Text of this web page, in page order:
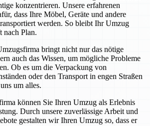
konzentrieren. Unsere erfahrenen
dass Ihre Möbel, Geräte und andere
werden. So bleibt Ihr Umzug
nach Plan.
bringt nicht nur das nötige
auch das Wissen, um mögliche Probleme
Ob es um die Verpackung von
oder den Transport in engen Straßen
um alles.
können Sie Ihren Umzug als Erlebnis
Durch unsere zuverlässige Arbeit und
gestalten wir Ihren Umzug so, dass er